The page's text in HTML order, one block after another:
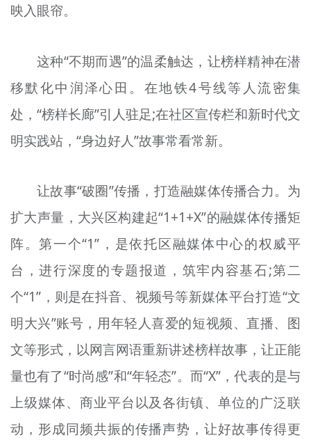
映入眼帘。
这种“不期而遇”的温柔触达，让榜样精神在潜
移默化中润泽心田。在地铁4号线等人流密集
处，“榜样长廊”引人驻足;在社区宣传栏和新时代文
明实践站，“身边好人”故事常看常新。
让故事“破圈”传播，打造融媒体传播合力。为
扩大声量，大兴区构建起“1+1+X”的融媒体传播矩
阵。第一个“1”，是依托区融媒体中心的权威平
台，进行深度的专题报道，筑牢内容基石;第二
个“1”，则是在抖音、视频号等新媒体平台打造“文
明大兴”账号，用年轻人喜爱的短视频、直播、图
文等形式，以网言网语重新讲述榜样故事，让正能
量也有了“时尚感”和“年轻态”。而“X”，代表的是与
上级媒体、商业平台以及各街镇、单位的广泛联
动，形成同频共振的传播声势，让好故事传得更